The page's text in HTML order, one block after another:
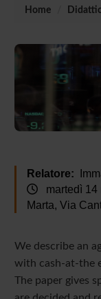
Home
Relatore:
martedì 14
Marta, Via
We describe an
with cash-at-the
The paper gives